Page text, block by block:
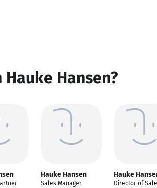
Hansen?
Hauke Hansen
Sales Manager
Hauke
Director of